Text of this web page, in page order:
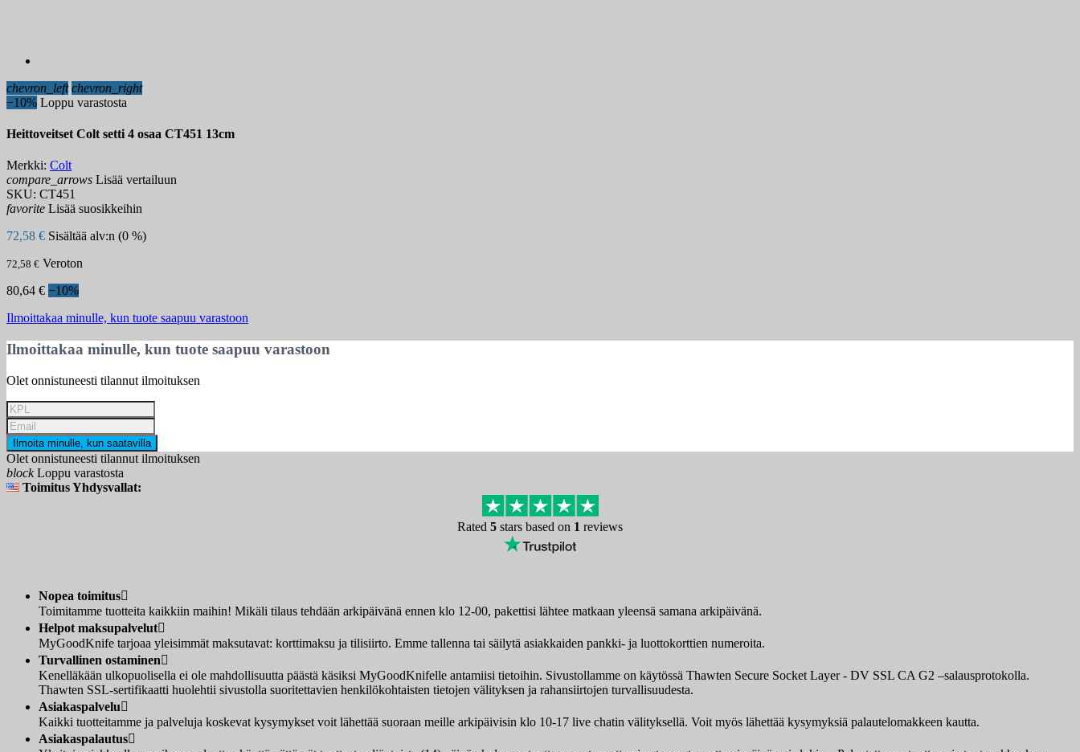
chevron_left chevron_right
−10% Loppu varastosta
Heittoveitset Colt setti 4 osaa CT451 13cm
Merkki: Colt
compare_arrows Lisää vertailuun
SKU: CT451
favorite Lisää suosikkeihin
72,58 € Sisältää alv:n (0 %)
72,58 € Veroton
80,64 € −10%
Ilmoittakaa minulle, kun tuote saapuu varastoon
Ilmoittakaa minulle, kun tuote saapuu varastoon
Olet onnistuneesti tilannut ilmoituksen
Ilmoita minulle, kun saatavilla
Olet onnistuneesti tilannut ilmoituksen
blockLoppu varastosta
Toimitus Yhdysvallat:
Rated 5 stars based on 1 reviews
Nopea toimitus
Toimitamme tuotteita kaikkiin maihin! Mikäli tilaus tehdään arkipäivänä ennen klo 12-00, pakettisi lähtee matkaan yleensä samana arkipäivänä.
Helpot maksupalvelut
MyGoodKnife tarjoaa yleisimmät maksutavat: korttimaksu ja tilisiirto. Emme tallenna tai säilytä asiakkaiden pankki- ja luottokorttien numeroita.
Turvallinen ostaminen
Kenelläkään ulkopuolisella ei ole mahdollisuutta päästä käsiksi MyGoodKnifelle antamiisi tietoihin. Sivustollamme on käytössä Thawten Secure Socket Layer - DV SSL CA G2 –salausprotokolla.
Thawten SSL-sertifikaatti huolehtii sivustolla suoritettavien henkilökohtaisten tietojen välityksen ja rahansiirtojen turvallisuudesta.
Asiakaspalvelu
Kaikki tuotteitamme ja palveluja koskevat kysymykset voit lähettää suoraan meille arkipäivisin klo 10-17 live chatin välityksellä. Voit myös lähettää kysymyksiä palautelomakkeen kautta.
Asiakaspalautus